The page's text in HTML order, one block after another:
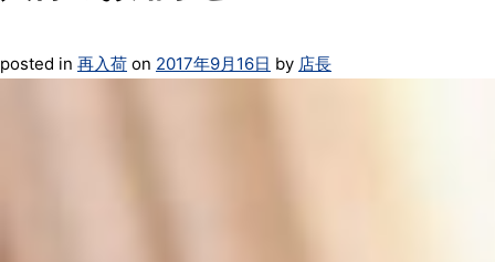
posted in 再入荷 on 2017年9月16日 by 店長